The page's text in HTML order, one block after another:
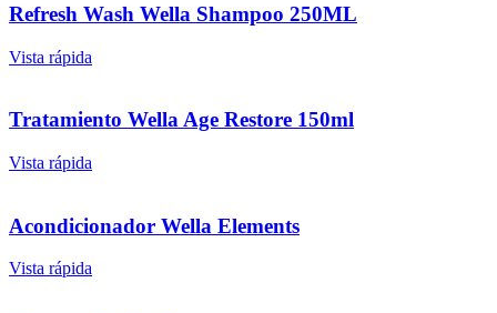
Refresh Wash Wella Shampoo 250ML
Vista rápida
Tratamiento Wella Age Restore 150ml
Vista rápida
Acondicionador Wella Elements
Vista rápida